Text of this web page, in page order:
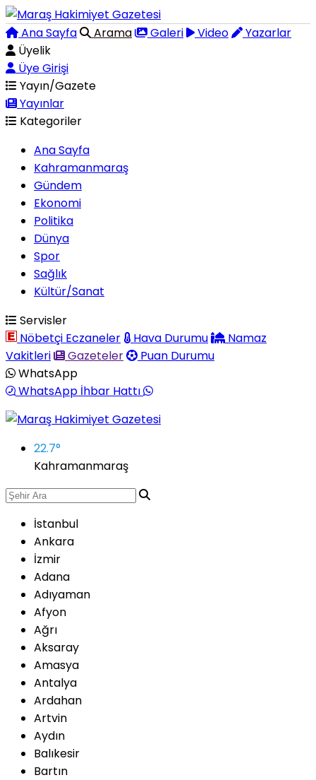
Ana Sayfa Arama Galeri Video
Yazarlar
Üyelik
Üye Girişi
Yayın/Gazete
Yayınlar
Kategoriler
Ana Sayfa
Kahramanmaraş
Gündem
Ekonomi
Politika
Dünya
Spor
Sağlık
Kültür/Sanat
Servisler
Nöbetçi Eczaneler
Hava Durumu
Namaz
Vakitleri
Gazeteler
Puan Durumu
WhatsApp
WhatsApp İhbar Hattı
22.7°
Kahramanmaraş
İstanbul
Ankara
İzmir
Adana
Adıyaman
Afyon
Ağrı
Aksaray
Amasya
Antalya
Ardahan
Artvin
Aydın
Balıkesir
Bartın